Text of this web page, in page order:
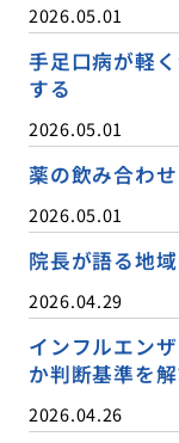
2026.05.01
手足口病が軽
する
2026.05.01
薬の飲み合わ
2026.05.01
院長が語る地
2026.04.29
インフルエン
か判断基準を
2026.04.26